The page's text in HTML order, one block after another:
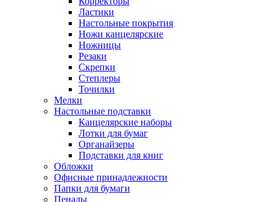
Ластики
Настольные покрытия
Ножи канцелярские
Ножницы
Резаки
Скрепки
Степлеры
Точилки
Мелки
Настольные подставки
Канцелярские наборы
Лотки для бумаг
Органайзеры
Подставки для книг
Обложки
Офисные принадлежности
Папки для бумаги
Пеналы